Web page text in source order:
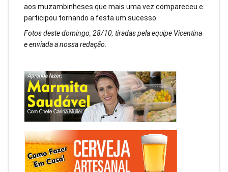
aos muzambinheses que mais uma vez compareceu e
participou tornando a festa um sucesso.
Fotos deste domingo, 28/10, tiradas pela equipe Vicentina
e enviada a nossa redação.